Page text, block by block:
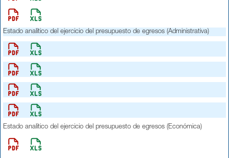
Estado analítico del ejercicio del presupuesto de egresos (Administrativa)
Estado analítico del ejercicio del presupuesto de egresos (Económica)